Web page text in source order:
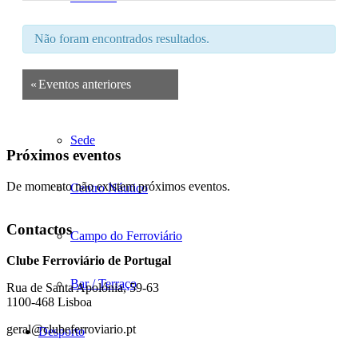
Notícias
Espaços
Sede
Centro Náutico
Campo do Ferroviário
Bar / Terraço
Desporto
Não foram encontrados resultados.
«Eventos anteriores
Próximos eventos
De momento não existem próximos eventos.
Contactos
Clube Ferroviário de Portugal
Rua de Santa Apolónia, 59-63
1100-468 Lisboa
geral@clubeferroviario.pt